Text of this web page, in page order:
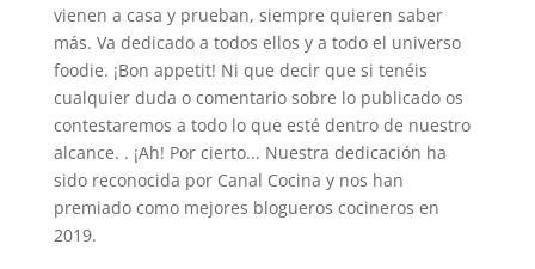
vienen a casa y prueban, siempre quieren saber
más. Va dedicado a todos ellos y a todo el universo
foodie. ¡Bon appetit! Ni que decir que si tenéis
cualquier duda o comentario sobre lo publicado os
contestaremos a todo lo que esté dentro de nuestro
alcance. . ¡Ah! Por cierto... Nuestra dedicación ha
sido reconocida por Canal Cocina y nos han
premiado como mejores blogueros cocineros en
2019.